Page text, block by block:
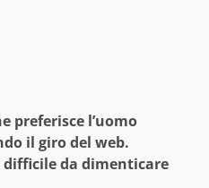
preferisce l’uomo
il giro del web.
difficile da dimenticare